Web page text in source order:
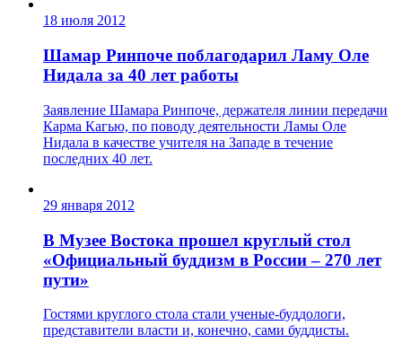
18 июля 2012
Шамар Ринпоче поблагодарил Ламу Оле
Нидала за 40 лет работы
Заявление Шамара Ринпоче, держателя линии передачи
Карма Кагью, по поводу деятельности Ламы Оле
Нидала в качестве учителя на Западе в течение
последних 40 лет.
29 января 2012
В Музее Востока прошел круглый стол
«Официальный буддизм в России – 270 лет
пути»
Гостями круглого стола стали ученые-буддологи,
представители власти и, конечно, сами буддисты.